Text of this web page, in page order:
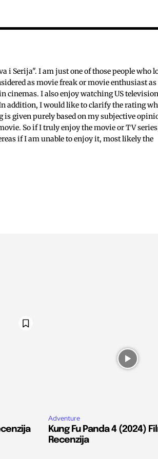
i Serija". I am just one of those people who
as movie freak or movie enthusiast as
cinemas. I also enjoy watching US
addition, I would like to clarify the rating
is given purely based on my subjective
So if I truly enjoy the movie or TV
if I am unable to enjoy it, most likely the
Adventure
Kung Fu Panda 4 (2024)
Recenzija